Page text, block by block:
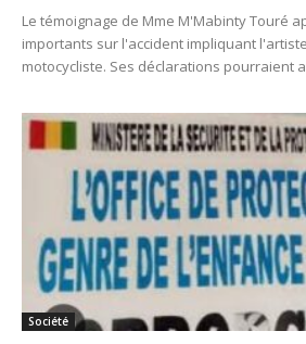
Le témoignage de Mme M'Mabinty Touré
importants sur l'accident impliquant
motocycliste. Ses déclarations pourraient
Société